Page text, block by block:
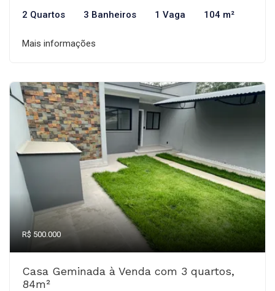
2 Quartos 3 Banheiros 1 Vaga 104 m²
Mais informações
R$ 500.000
Casa Geminada à Venda com 3 quartos,
84m²